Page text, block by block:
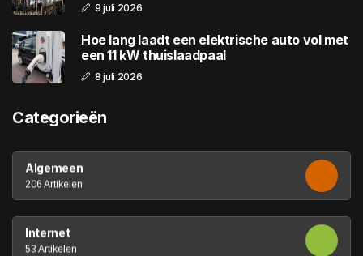
9 juli 2026
Hoe lang laadt een elektrische auto vol met
een 11 kW thuislaadpaal
8 juli 2026
Categorieën
Algemeen
206 Artikelen
Internet
53 Artikelen